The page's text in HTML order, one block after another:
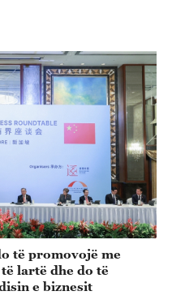
të promovojë me
lartë dhe do të
e biznesit